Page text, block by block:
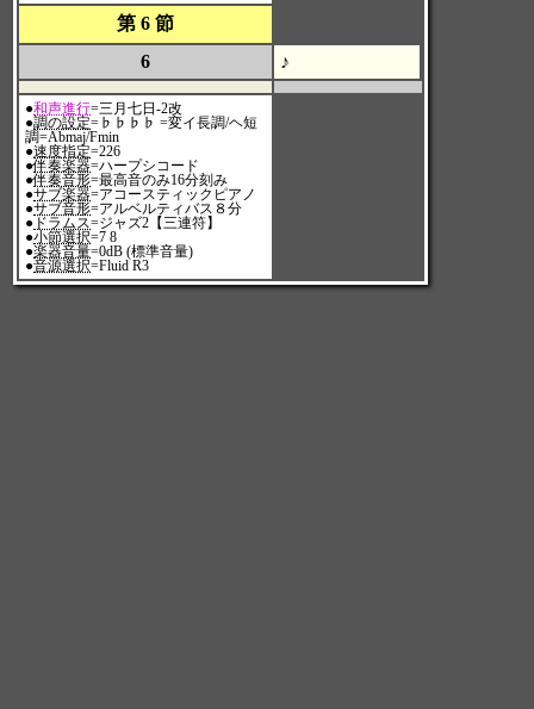
第 6 節
6
♪
●和声進行=三月七日-2改
●調の設定=♭♭♭♭ =変イ長調/ヘ短
調=Abmaj/Fmin
●速度指定=226
●伴奏楽器=ハープシコード
●伴奏音形=最高音のみ16分刻み
●サブ楽器=アコースティックピアノ
●サブ音形=アルベルティバス８分
● ドラムス=ジャズ2【三連符】
●小節選択=7 8
●楽器音量=0dB (標準音量)
●音源選択=Fluid R3